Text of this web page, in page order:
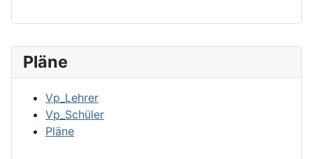
Pläne
Vp_Lehrer
Vp_Schüler
Pläne